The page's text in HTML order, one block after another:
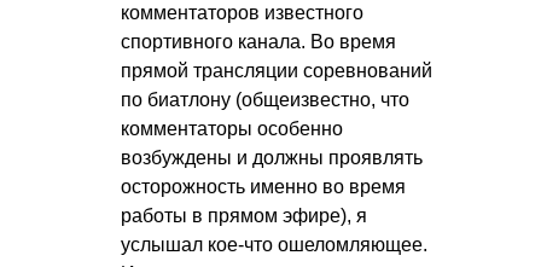
комментаторов известного
спортивного канала. Во время
прямой трансляции соревнований
по биатлону (общеизвестно, что
комментаторы особенно
возбуждены и должны проявлять
осторожность именно во время
работы в прямом эфире), я
услышал кое-что ошеломляющее.